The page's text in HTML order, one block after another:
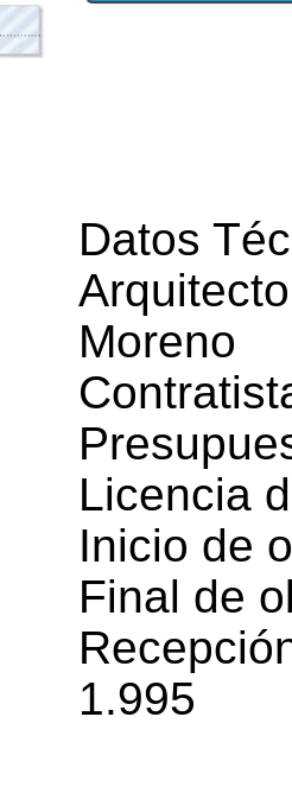
Datos
Moreno
Licencia
Inicio de
Final de
1.995